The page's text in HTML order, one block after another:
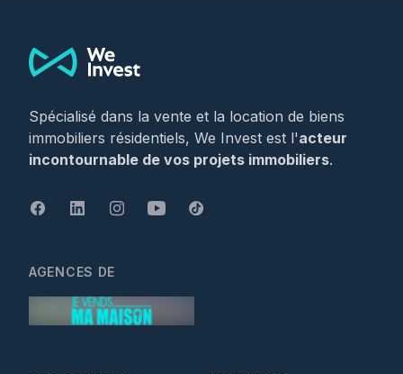
Spécialisé dans la vente et la location de biens
immobiliers résidentiels, We Invest est l'acteur
incontournable de vos projets immobiliers.
AGENCES DE